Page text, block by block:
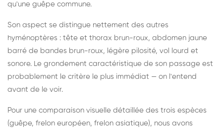
qu'une guêpe commune.
Son aspect se distingue nettement des autres
hyménoptères : tête et thorax brun-roux, abdomen jaune
barré de bandes brun-roux, légère pilosité, vol lourd et
sonore. Le grondement caractéristique de son passage est
probablement le critère le plus immédiat — on l'entend
avant de le voir.
Pour une comparaison visuelle détaillée des trois espèces
(guêpe, frelon européen, frelon asiatique), nous avons